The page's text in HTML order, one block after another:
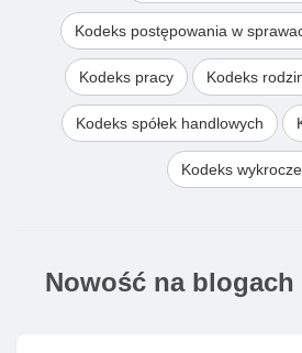
Kodeks postępowania w
Kodeks pracy Kodeks
Kodeks spółek handlowych
Kodeks
Nowość na blogach